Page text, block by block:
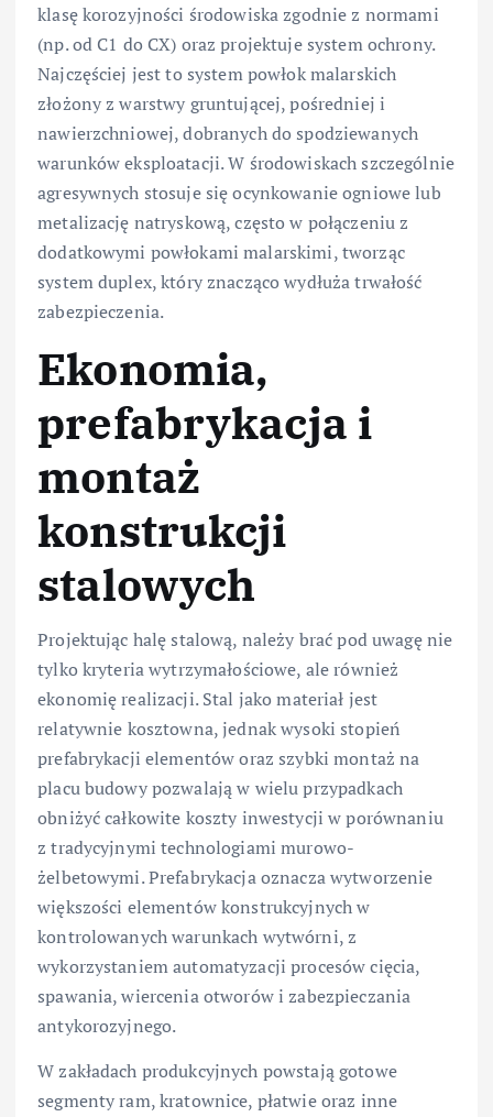
klasę korozyjności środowiska zgodnie z normami
(np. od C1 do CX) oraz projektuje system ochrony.
Najczęściej jest to system powłok malarskich
złożony z warstwy gruntującej, pośredniej i
nawierzchniowej, dobranych do spodziewanych
warunków eksploatacji. W środowiskach szczególnie
agresywnych stosuje się ocynkowanie ogniowe lub
metalizację natryskową, często w połączeniu z
dodatkowymi powłokami malarskimi, tworząc
system duplex, który znacząco wydłuża trwałość
zabezpieczenia.
Ekonomia,
prefabrykacja i
montaż
konstrukcji
stalowych
Projektując halę stalową, należy brać pod uwagę nie
tylko kryteria wytrzymałościowe, ale również
ekonomię realizacji. Stal jako materiał jest
relatywnie kosztowna, jednak wysoki stopień
prefabrykacji elementów oraz szybki montaż na
placu budowy pozwalają w wielu przypadkach
obniżyć całkowite koszty inwestycji w porównaniu
z tradycyjnymi technologiami murowo-
żelbetowymi. Prefabrykacja oznacza wytworzenie
większości elementów konstrukcyjnych w
kontrolowanych warunkach wytwórni, z
wykorzystaniem automatyzacji procesów cięcia,
spawania, wiercenia otworów i zabezpieczania
antykorozyjnego.
W zakładach produkcyjnych powstają gotowe
segmenty ram, kratownice, płatwie oraz inne